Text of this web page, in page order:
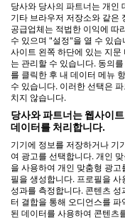
당사와 당사의 파트너는 개인
기타 브라우저 저장소와 같은
공급업체는 적법한 이익에 따
수 있으며 "설정"을 열 수 있
사이트 왼쪽 하단에 있는 지
는 관리할 수 있습니다. 동의
를 클릭한 후 내 데이터 메뉴
수 있습니다. 이러한 선택은
치지 않습니다.
당사와 파트너는 웹사이
데이터를 처리합니다.
기기에 정보를 저장하거나 기
여 광고를 선택합니다. 개인
을 사용하여 개인 맞춤형 광
필을 생성합니다. 프로필을
성과를 측정합니다. 콘텐츠
터 결합을 통해 오디언스를
된 데이터를 사용하여 콘텐츠